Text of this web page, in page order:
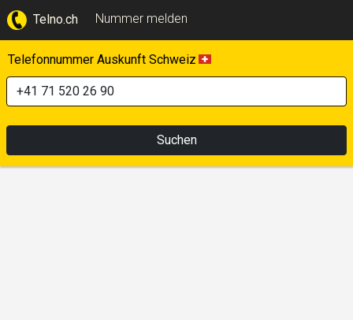
Telno.ch Nummer melden
Telefonnummer Auskunft Schweiz
Suchen